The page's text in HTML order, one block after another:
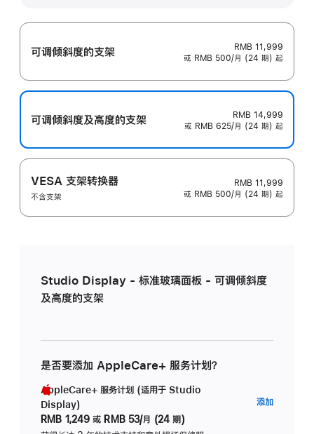
可调倾斜度的支架
RMB 11,999
或 RMB 500/月 (24 期) 起
可调倾斜度及高‍度的支‍架
RMB 14,999
或 RMB 625/月 (24 期) 起
VESA 支架转换器
不含支架
RMB 11,999
或 RMB 500/月 (24 期) 起
Studio Display - 标准玻璃面板 - 可调倾斜度
及高度的支架
是否要添加 AppleCare+ 服务计划？
AppleCare+ 服务计划 (适用于 Studio
Display)
RMB 1,249 或 RMB 53/月 (24 期)
添加